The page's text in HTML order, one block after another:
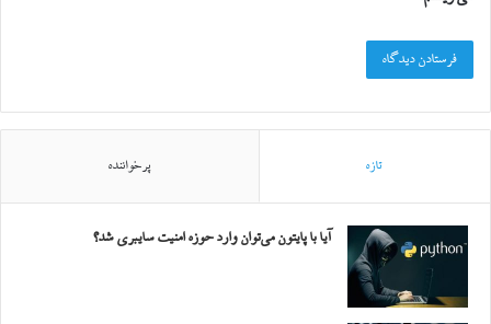
تازه پرخواننده
آیا با پایتون می‌توان وارد حوزه امنیت سایبری شد؟